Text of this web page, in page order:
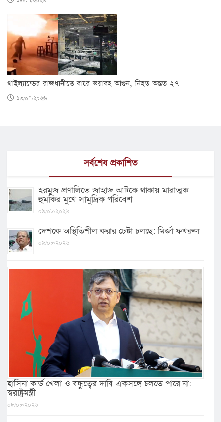
থাইল্যান্ডের রাজধানীতে বারে ভয়াবহ আগুন, নিহত অন্তত ২৭
১৩/০৭/২০২৬
সর্বশেষ প্রকাশিত
হরমুজ প্রণালিতে জাহাজ আটকে থাকায় মারাত্মক
হুমকির মুখে সামুদ্রিক পরিবেশ
০৯/০৮/২০২৬
দেশকে অস্থিতিশীল করার চেষ্টা চলছে: মির্জা ফখরুল
০৯/০৮/২০২৬
হাসিনা কার্ড খেলা ও বন্ধুত্বের দাবি একসঙ্গে চলতে পারে না:
স্বরাষ্ট্রমন্ত্রী
০৮/০৮/২০২৬